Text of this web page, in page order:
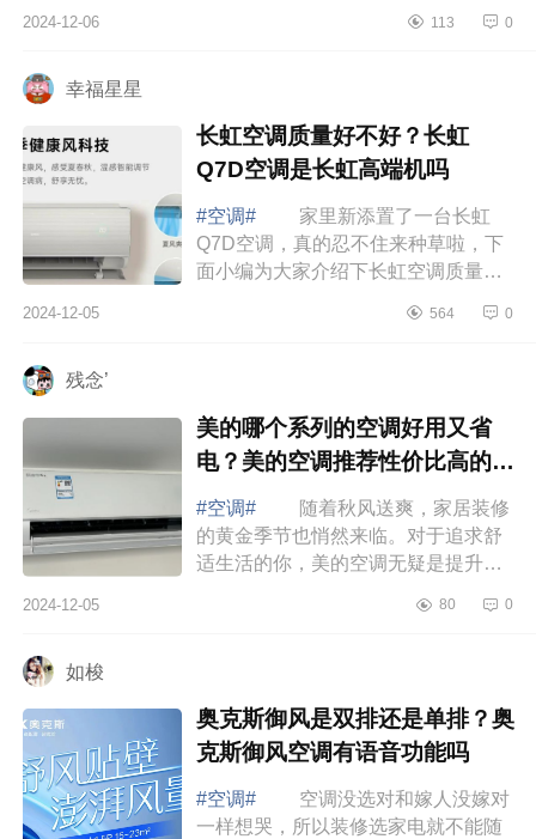
得买？tcl空调质量差吗 tcl空调值
2024-12-06 113 0
幸福星星
长虹空调质量好不好？长虹
Q7D空调是长虹高端机吗
#空调#
家里新添置了一台长虹
Q7D空调，真的忍不住来种草啦，下
面小编为大家介绍下长虹空调质量好
吗 长虹空调质量好不好 长虹
2024-12-05 564 0
残念’
美的哪个系列的空调好用又省
电？美的空调推荐性价比高的有
哪些
#空调#
随着秋风送爽，家居装修
的黄金季节也悄然来临。对于追求舒
适生活的你，美的空调无疑是提升家
介绍下美的哪个系列的空调好用又省
2024-12-05 80 0
如梭
奥克斯御风是双排还是单排？奥
克斯御风空调有语音功能吗
#空调#
空调没选对和嫁人没嫁对
一样想哭，所以装修选家电就不能随